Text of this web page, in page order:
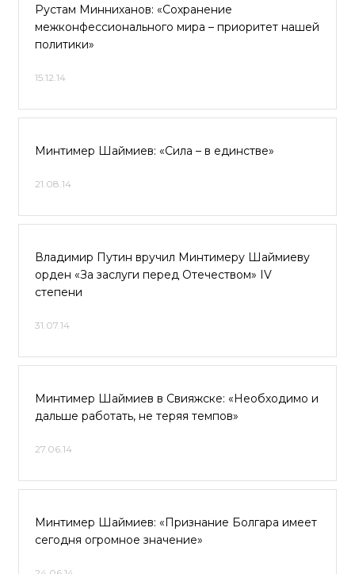
Рустам Минниханов: «Сохранение
межконфессионального мира – приоритет нашей
политики»
15.12.14
Минтимер Шаймиев: «Сила – в единстве»
21.08.14
Владимир Путин вручил Минтимеру Шаймиеву
орден «За заслуги перед Отечеством» IV
степени
31.07.14
Минтимер Шаймиев в Свияжске: «Необходимо и
дальше работать, не теряя темпов»
27.06.14
Минтимер Шаймиев: «Признание Болгара имеет
сегодня огромное значение»